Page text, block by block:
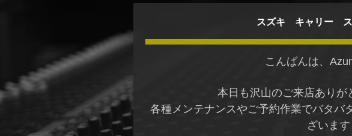
スズキ キャリー ス
こんばんは、
本日も沢山のご来店ありが
各種メンテナンスやご予約作業でバタバ
ざいます